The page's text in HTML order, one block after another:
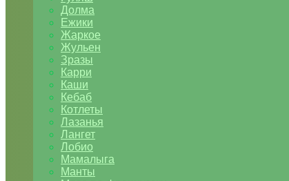
Долма
Ежики
Жаркое
Жульен
Зразы
Карри
Каши
Кебаб
Котлеты
Лазанья
Лангет
Лобио
Мамалыга
Манты